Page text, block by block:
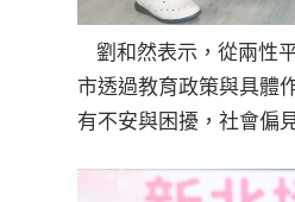
劉和然表示，從兩性
市透過教育政策與具體
有不安與困擾，社會偏